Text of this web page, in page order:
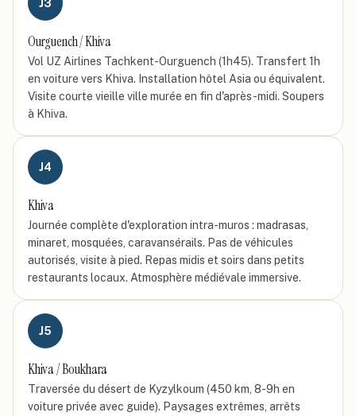
J3
Ourguench / Khiva
Vol UZ Airlines Tachkent-Ourguench (1h45). Transfert 1h
en voiture vers Khiva. Installation hôtel Asia ou équivalent.
Visite courte vieille ville murée en fin d'après-midi. Soupers
à Khiva.
J4
Khiva
Journée complète d'exploration intra-muros : madrasas,
minaret, mosquées, caravansérails. Pas de véhicules
autorisés, visite à pied. Repas midis et soirs dans petits
restaurants locaux. Atmosphère médiévale immersive.
J5
Khiva / Boukhara
Traversée du désert de Kyzylkoum (450 km, 8-9h en
voiture privée avec guide). Paysages extrêmes, arrêts